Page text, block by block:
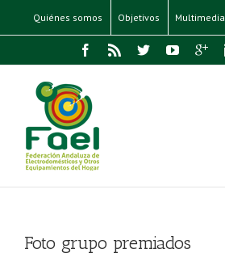
Quiénes somos Objetivos Multimedia
Foto grupo premiados